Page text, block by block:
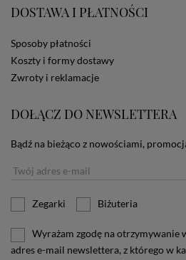
ustawienia swojej przeglądarki.
informacji o plikach cookies.
DOSTAWA I PŁATNOŚCI
Sposoby płatności
Koszty i formy dostawy
Zwroty i reklamacje
DOŁĄCZ DO NEWSLETTERA
Bądź na bieżąco z nowościami,
Zegarki Biżuteria
Wyrażam zgodę na otrzymywanie
adres e-mail newslettera, z którego w